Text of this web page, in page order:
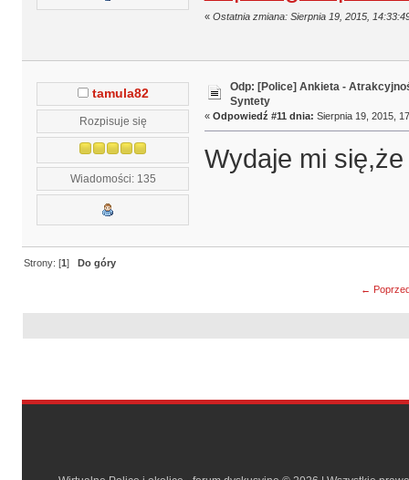
« Ostatnia zmiana: Sierpnia 19, 2015,
tamula82
Rozpisuje się
Wiadomości: 135
Odp: [Police] Ankieta -
Syntety
« Odpowiedź #11 dnia: Sierpnia 19, 2015,
Wydaje mi
Strony: [1]Do góry
←